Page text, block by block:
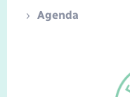
Agenda